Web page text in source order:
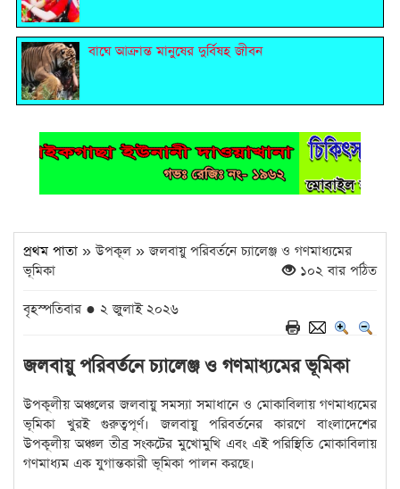
বাঘে আক্রান্ত মানুষের দুর্বিষহ জীবন
প্রথম পাতা » উপকূল » জলবায়ু পরিবর্তনে চ্যালেঞ্জ ও গণমাধ্যমের
ভূমিকা
১০২ বার পঠিত
বৃহস্পতিবার ● ২ জুলাই ২০২৬
জলবায়ু পরিবর্তনে চ্যালেঞ্জ ও গণমাধ্যমের ভূমিকা
উপকূলীয় অঞ্চলের জলবায়ু সমস্যা সমাধানে ও মোকাবিলায় গণমাধ্যমের
ভূমিকা খুরই গুরুত্বপূর্ণ। জলবায়ু পরিবর্তনের কারণে বাংলাদেশের
উপকূলীয় অঞ্চল তীব্র সংকটের মুখোমুখি এবং এই পরিস্থিতি মোকাবিলায়
গণমাধ্যম এক যুগান্তকারী ভূমিকা পালন করছে।